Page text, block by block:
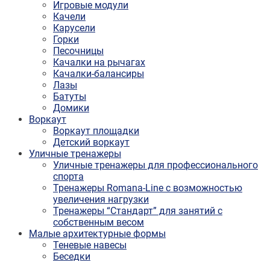
Игровые модули
Качели
Карусели
Горки
Песочницы
Качалки на рычагах
Качалки-балансиры
Лазы
Батуты
Домики
Воркаут
Воркаут площадки
Детский воркаут
Уличные тренажеры
Уличные тренажеры для профессионального
спорта
Тренажеры Romana-Line с возможностью
увеличения нагрузки
Тренажеры “Стандарт” для занятий с
собственным весом
Малые архитектурные формы
Теневые навесы
Беседки